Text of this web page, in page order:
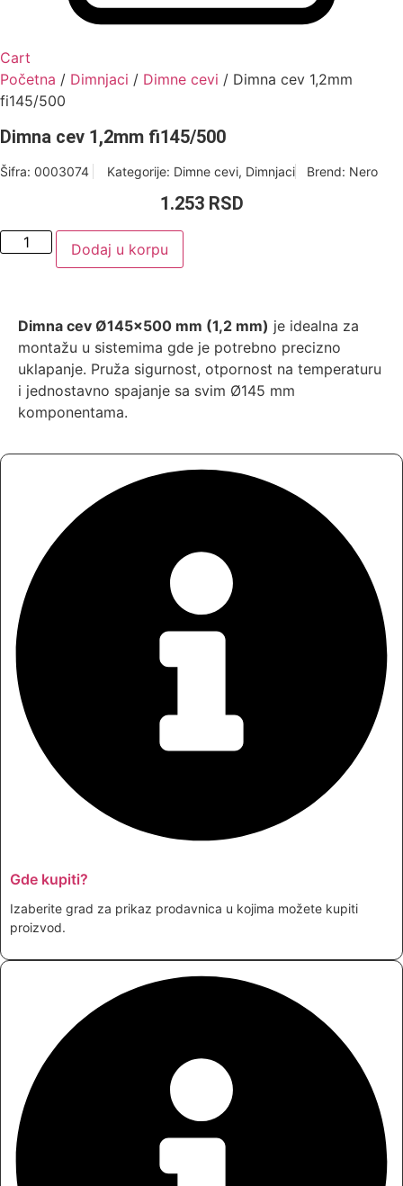
Cart
Početna / Dimnjaci / Dimne cevi / Dimna cev 1,2mm
fi145/500
Dimna cev 1,2mm fi145/500
Šifra: 0003074 Kategorije: Dimne cevi, Dimnjaci Brend: Nero
1.253 RSD
Dimna
cev
Dodaj u korpu
Dimna cev Ø145×500 mm (1,2 mm) je idealna za
montažu u sistemima gde je potrebno precizno
uklapanje. Pruža sigurnost, otpornost na temperaturu
i jednostavno spajanje sa svim Ø145 mm
komponentama.
Gde kupiti?
Izaberite grad za prikaz prodavnica u kojima možete kupiti
proizvod.